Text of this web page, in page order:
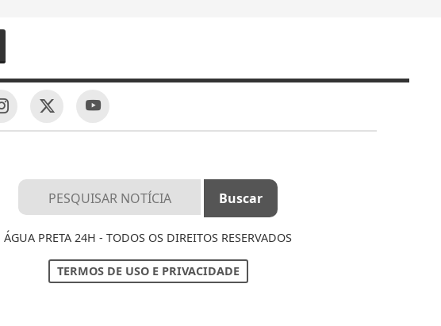
ÁGUA PRETA 24H - TODOS OS DIREITOS RESERVADOS
TERMOS DE USO E PRIVACIDADE